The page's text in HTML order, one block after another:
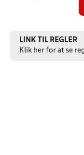
LINK TIL REGLER
Klik her for at se